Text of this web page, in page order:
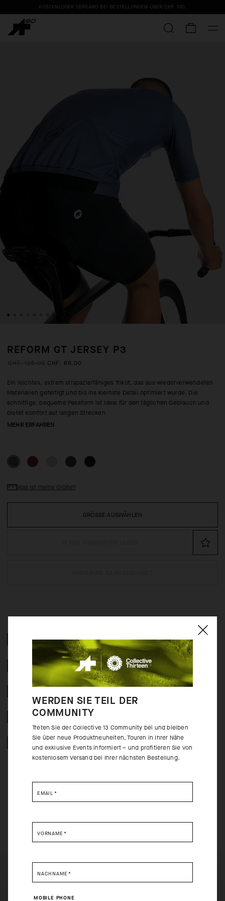
KOSTENLOSER VERSAND BEI BESTELLUNGEN ÜBER CHF 100.
REFORM GT JERSEY P3
CHF. 69.00
Ein leichtes, extrem strapazierfähiges Trikot, das aus wiederverwendeten
Materialien gefertigt und bis ins kleinste Detail optimiert wurde. Die
schnittige, bequeme Passform ist ideal für den täglichen Gebrauch und
bietet Komfort auf langen Strecken.
MEHR ERFAHREN
GRÖSSE AUSWÄHLEN
Was ist meine Größe?
ZUSAMMENSETZUNG
2 JAHRE GARANTIE
KOSTENLOSE RÜCKERSTATTUNG
GESICHERTE ZAHLUNG
PRODUKTKULISSEN
SELECT YOUR COUNTRY
WERDEN SIE TEIL DER
COMMUNITY
Treten Sie der Collective 13 Community bei und bleiben
Sie über neue Produktneuheiten, Touren in Ihrer Nähe
und exklusive Events informiert – und profitieren Sie von
kostenlosem Versand bei Ihrer nächsten Bestellung.
EMAIL *
VORNAME *
NACHNAME *
MOBILE PHONE